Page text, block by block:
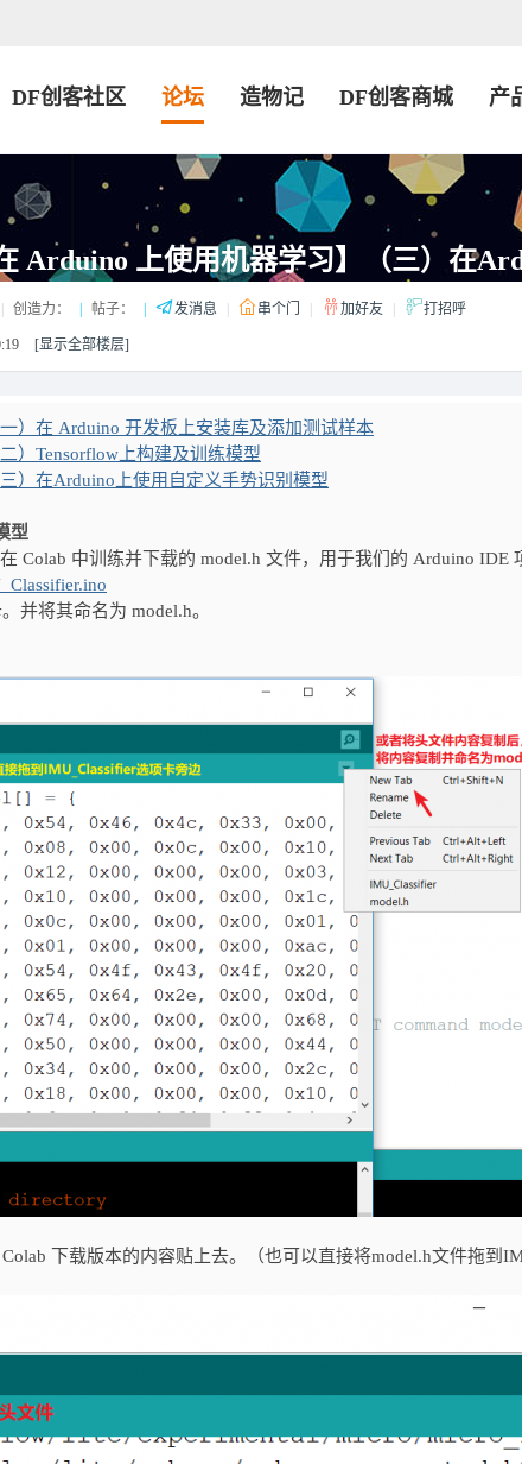
DF创客社区 论坛 造物记 DF创客商城 产
Arduino 上使用机器学习】（三）在
创造力： 帖子： 发消息 串个门 加好友 打招呼
[显示全部楼层]
）在 Arduino 开发板上安装库及添加测试样本
）Tensorflow上构建及训练模型
）在Arduino上使用自定义手势识别模型
型
Colab 中训练并下载的 model.h 文件，用于我们的 Arduino IDE
并将其命名为 model.h。
下载版本的内容贴上去。（也可以直接将model.h文件拖到